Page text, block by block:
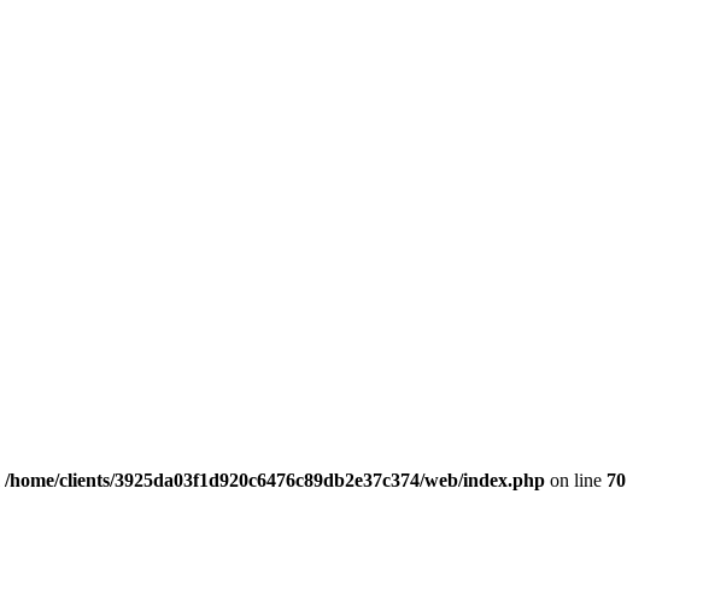
/home/clients/3925da03f1d920c6476c89db2e37c374/web/index.php on line 70